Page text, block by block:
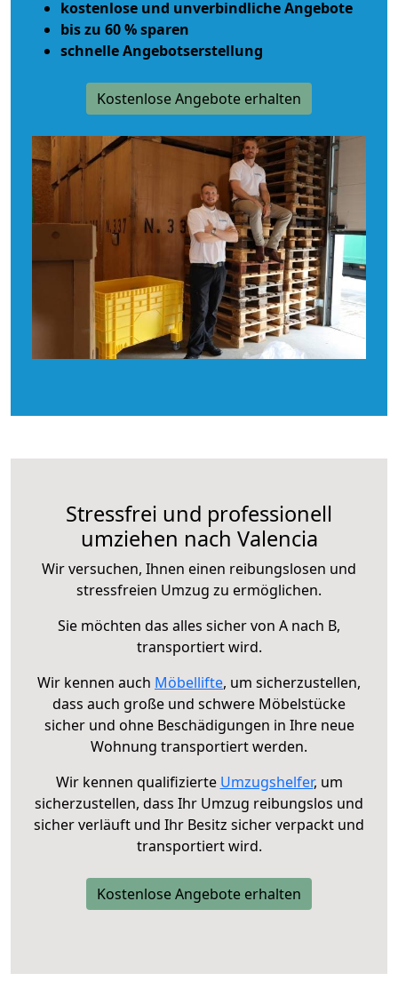
kostenlose und unverbindliche Angebote
bis zu 60 % sparen
schnelle Angebotserstellung
Kostenlose Angebote erhalten
Stressfrei und professionell
umziehen nach Valencia
Wir versuchen, Ihnen einen reibungslosen und
stressfreien Umzug zu ermöglichen.
Sie möchten das alles sicher von A nach B,
transportiert wird.
Wir kennen auch Möbellifte, um sicherzustellen,
dass auch große und schwere Möbelstücke
sicher und ohne Beschädigungen in Ihre neue
Wohnung transportiert werden.
Wir kennen qualifizierte Umzugshelfer, um
sicherzustellen, dass Ihr Umzug reibungslos und
sicher verläuft und Ihr Besitz sicher verpackt und
transportiert wird.
Kostenlose Angebote erhalten